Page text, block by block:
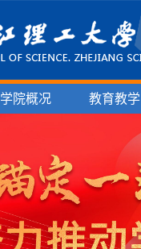
学院概况 教育教学